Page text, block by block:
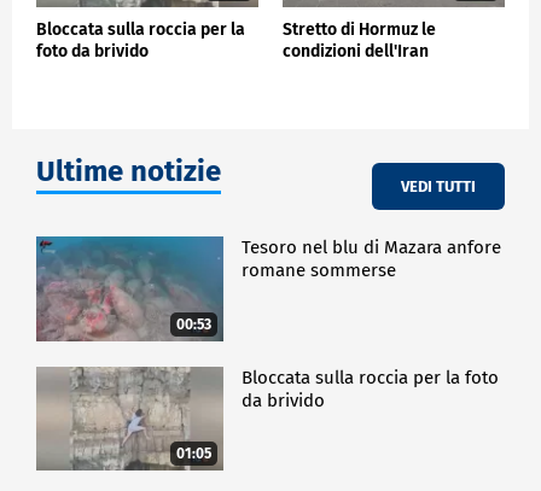
Bloccata sulla roccia per la
foto da brivido
Stretto di Hormuz le
condizioni dell'Iran
Ultime notizie VEDI TUTTI
00:53
Tesoro nel blu di Mazara anfore
romane sommerse
01:05
Bloccata sulla roccia per la foto
da brivido